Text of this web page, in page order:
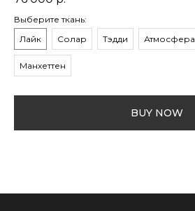
Выберите ткань:
Лайк
Солар Тэдди Атмосфера
Манхеттен
BUY NOW